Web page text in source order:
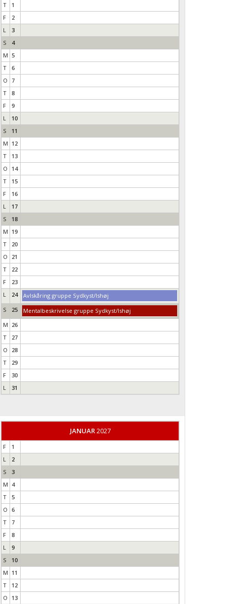
T
1
F
2
L
3
S
4
M 5
T
6
O
7
T
8
F
9
L
10
S
11
M 12
T
13
O
14
T
15
F
16
L
17
S
18
M 19
T
20
O
21
T
22
F
23
L
24
Avlskåring gruppe Sydkyst/Ishøj
S
25
Mentalbeskrivelse gruppe Sydkyst/Ishøj
M 26
T
27
O
28
T
29
F
30
L
31
JANUAR2027
F
1
L
2
S
3
M 4
T
5
O 6
T
7
F
8
L
9
S
10
M 11
T
12
O
13